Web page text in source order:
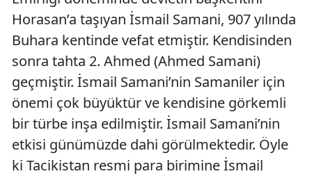
Horasan’a taşıyan İsmail Samani, 907 yılında
Buhara kentinde vefat etmiştir. Kendisinden
sonra tahta 2. Ahmed (Ahmed Samani)
geçmiştir. İsmail Samani’nin Samaniler için
önemi çok büyüktür ve kendisine görkemli
bir türbe inşa edilmiştir. İsmail Samani’nin
etkisi günümüzde dahi görülmektedir. Öyle
ki Tacikistan resmi para birimine İsmail